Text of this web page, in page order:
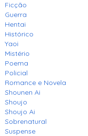
Ficção
Guerra
Hentai
Histórico
Yaoi
Mistério
Poema
Policial
Romance e Novela
Shounen Ai
Shoujo
Shoujo Ai
Sobrenatural
Suspense